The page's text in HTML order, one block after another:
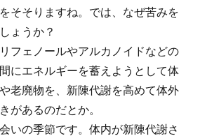
そそりますね。では、なぜ苦みを
ょうか？
フェノールやアルカノイドなどの
にエネルギーを蓄えようとして体
老廃物を、新陳代謝を高めて体外
があるのだとか。
いの季節です。体内が新陳代謝さ